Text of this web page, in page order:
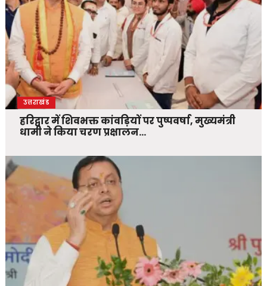
उत्तराखंड
हरिद्वार में शिवभक्त कांवड़ियों पर पुष्पवर्षा, मुख्यमंत्री
धामी ने किया चरण प्रक्षालन…